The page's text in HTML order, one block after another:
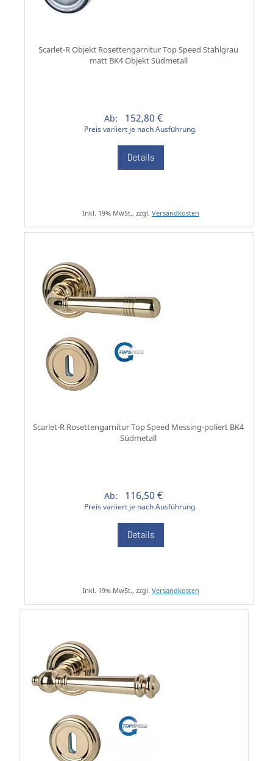
Scarlet-R Objekt Rosettengarnitur Top Speed Stahlgrau
matt BK4 Objekt Südmetall
Ab: 152,80 €
Preis variiert je nach Ausführung.
Details
Inkl. 19% MwSt., zzgl. Versandkosten
Scarlet-R Rosettengarnitur Top Speed Messing-poliert BK4
Südmetall
Ab: 116,50 €
Preis variiert je nach Ausführung.
Details
Inkl. 19% MwSt., zzgl. Versandkosten